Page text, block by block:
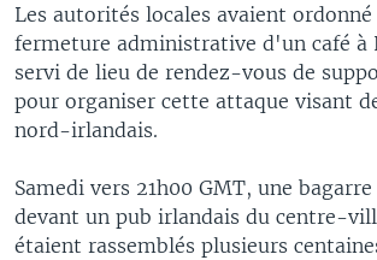
Les autorités locales avaient
fermeture administrative d'un café à
servi de lieu de rendez-vous de
pour organiser cette attaque visant
nord-irlandais.
Samedi vers 21h00 GMT, une
devant un pub irlandais du centre-
étaient rassemblés plusieurs